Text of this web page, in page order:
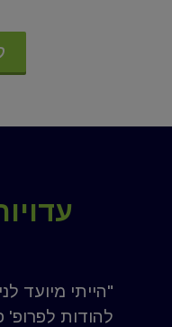
"הייתי מיועד
להודות לפרופ'